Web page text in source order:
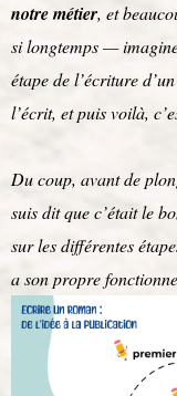
notre métier, et
si longtemps —
étape de l’écriture
l’écrit, et puis voilà,
Du coup, avant de
suis dit que c’était le
sur les différentes
a son propre